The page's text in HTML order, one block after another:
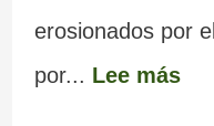
erosionados por
por... Lee más